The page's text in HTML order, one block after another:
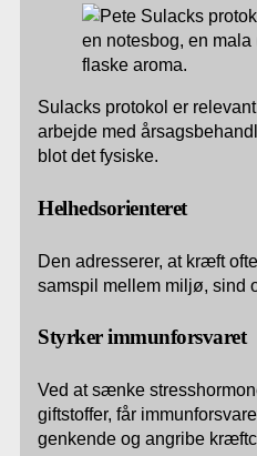
Sulacks protokol er
arbejde med
blot det fysiske.
Helhedsorienteret
Den adresserer, at kræft
samspil mellem miljø, sind
Styrker immunforsvaret
Ved at sænke
giftstoffer, får
genkende og angribe